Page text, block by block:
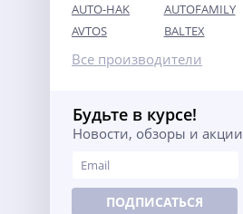
AUTO-HAK
AUTOFAMILY
AVTOS
BALTEX
Все производители
Будьте в курсе!
Новости, обзоры и акции
ПОДПИСАТЬСЯ